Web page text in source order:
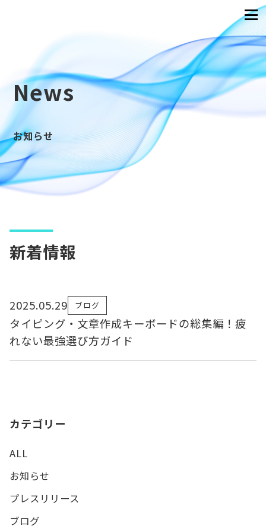
News
お知らせ
新着情報
2025.05.29 ブログ
タイピング・文章作成キーボードの総集編！疲
れない最強選び方ガイド
カテゴリー
ALL
お知らせ
プレスリリース
ブログ